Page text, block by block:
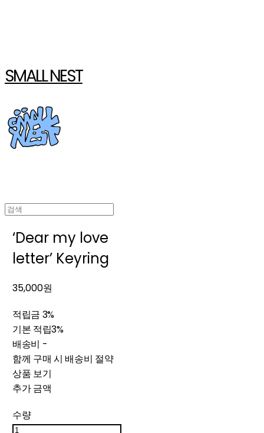
SMALL NEST
‘Dear my love
letter’ Keyring
35,000원
적립금 3%
기본 적립3%
배송비 -
함께 구매 시 배송비 절약
상품 보기
추가 금액
수량